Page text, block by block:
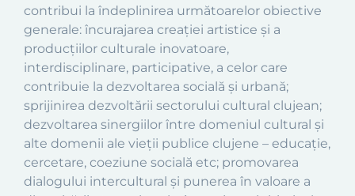
contribui la îndeplinirea următoarelor obiective
generale: încurajarea creaţiei artistice şi a
producţiilor culturale inovatoare,
interdisciplinare, participative, a celor care
contribuie la dezvoltarea socială şi urbană;
sprijinirea dezvoltării sectorului cultural clujean;
dezvoltarea sinergiilor între domeniul cultural şi
alte domenii ale vieţii publice clujene – educaţie,
cercetare, coeziune socială etc; promovarea
dialogului intercultural şi punerea în valoare a